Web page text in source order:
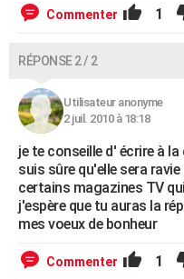
Commenter 1
RÉPONSE 2 / 2
Utilisateur anonyme
2 juil. 2010 à 18:18
je te conseille d' écrire à
suis sûre qu'elle sera
certains magazines TV
j'espère que tu auras la
mes voeux de bonheur
Commenter 1